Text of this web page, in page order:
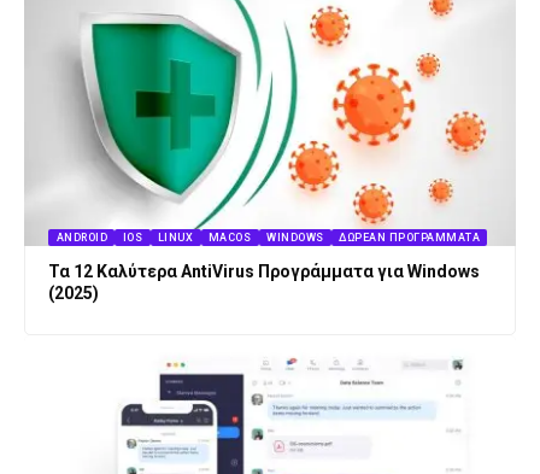
ANDROID IOS LINUX MACOS WINDOWS ΔΩΡΕΆΝ ΠΡΟΓΡΆΜΜΑΤΑ
Τα 12 Καλύτερα AntiVirus Προγράμματα για Windows
(2025)